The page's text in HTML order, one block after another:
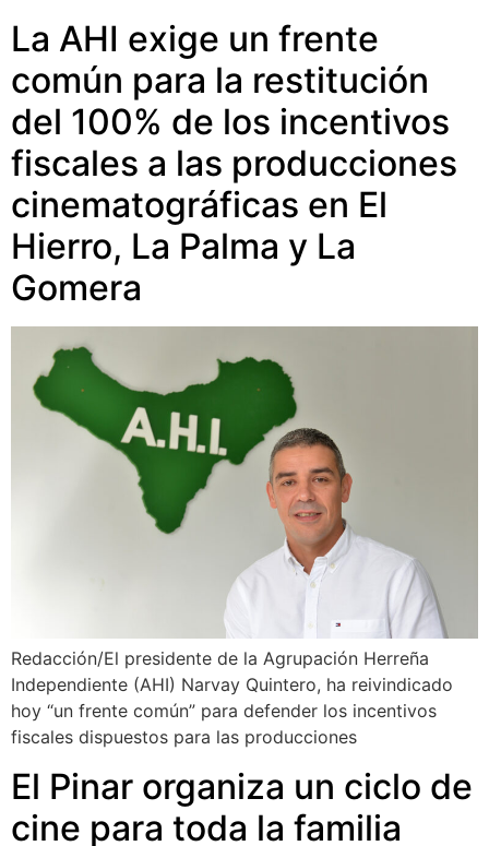
La AHI exige un frente
común para la restitución
del 100% de los incentivos
fiscales a las producciones
cinematográficas en El
Hierro, La Palma y La
Gomera
Redacción/El presidente de la Agrupación Herreña
Independiente (AHI) Narvay Quintero, ha reivindicado
hoy “un frente común” para defender los incentivos
fiscales dispuestos para las producciones
El Pinar organiza un ciclo de
cine para toda la familia